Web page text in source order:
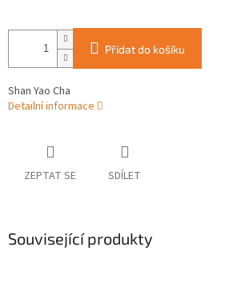
Přidat do košíku
Shan Yao Cha
Detailní informace
ZEPTAT SE SDÍLET
Související produkty